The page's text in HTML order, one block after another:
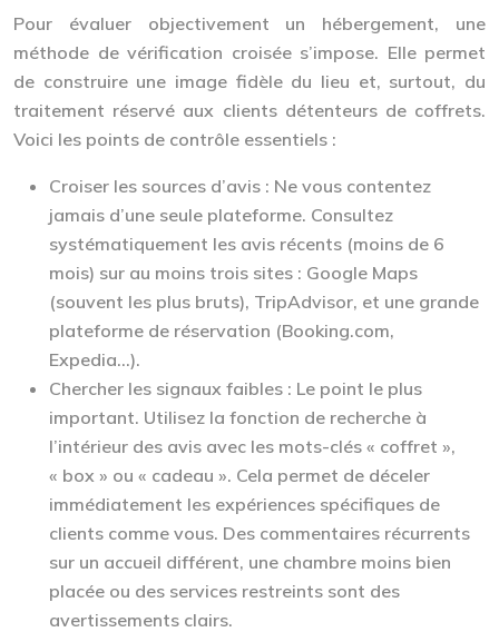
Pour évaluer objectivement un hébergement, une
méthode de vérification croisée s’impose. Elle permet
de construire une image fidèle du lieu et, surtout, du
traitement réservé aux clients détenteurs de coffrets.
Voici les points de contrôle essentiels :
Croiser les sources d’avis : Ne vous contentez
jamais d’une seule plateforme. Consultez
systématiquement les avis récents (moins de 6
mois) sur au moins trois sites : Google Maps
(souvent les plus bruts), TripAdvisor, et une grande
plateforme de réservation (Booking.com,
Expedia…).
Chercher les signaux faibles : Le point le plus
important. Utilisez la fonction de recherche à
l’intérieur des avis avec les mots-clés « coffret »,
« box » ou « cadeau ». Cela permet de déceler
immédiatement les expériences spécifiques de
clients comme vous. Des commentaires récurrents
sur un accueil différent, une chambre moins bien
placée ou des services restreints sont des
avertissements clairs.